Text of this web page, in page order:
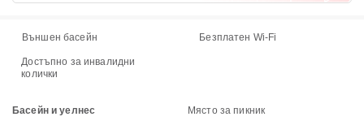
Външен басейн Безплатен Wi-Fi
Достъпно за инвалидни
колички
Басейн и уелнес
Място за пикник